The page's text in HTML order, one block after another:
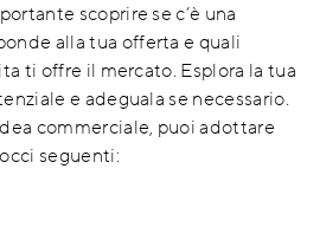
scoprire se c’è una
alla tua offerta e quali
ti offre il mercato. Esplora la tua
e adeguala se necessario.
commerciale, puoi adottare
seguenti: